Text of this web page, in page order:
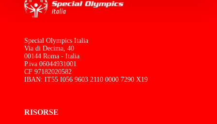
Special Olympics Italia
Via di Decima, 40
00144 Roma - Italia
P.iva 06044931001
CF 97182020582
IBAN: IT55 I056 9603 2110 0000 7290 X19
RISORSE